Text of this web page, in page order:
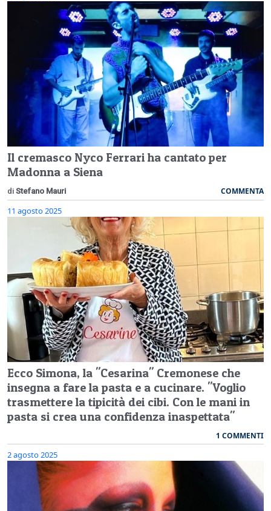
Il cremasco Nyco Ferrari ha cantato per
Madonna a Siena
di Stefano Mauri COMMENTA
11 agosto 2025
Ecco Simona, la "Cesarina" Cremonese che
insegna a fare la pasta e a cucinare. "Voglio
trasmettere la tipicità dei cibi. Con le mani in
pasta si crea una confidenza inaspettata"
1 COMMENTI
2 agosto 2025